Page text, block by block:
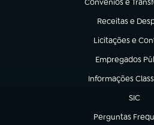
Convênios e
(abre em nova aba)
Receitas e
(abre em nova
Licitações e
(abre em nova
Empregados
(abre em nova
Informações
(abre em nova
SIC
(abre
Perguntas
(abre em nova